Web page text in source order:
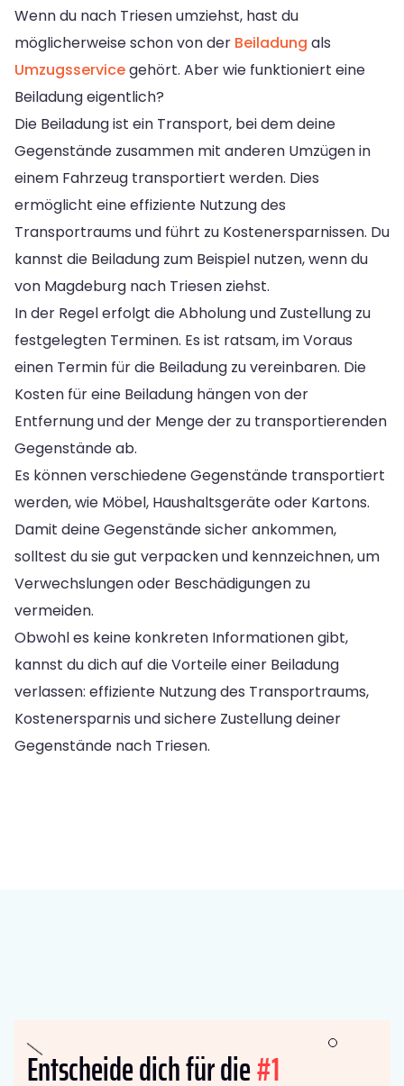
Wenn du nach Triesen umziehst, hast du
möglicherweise schon von der Beiladung als
Umzugsservicegehört. Aber wie funktioniert eine
Beiladung eigentlich?
Die Beiladung ist ein Transport, bei dem deine
Gegenstände zusammen mit anderen Umzügen in
einem Fahrzeug transportiert werden. Dies
ermöglicht eine effiziente Nutzung des
Transportraums und führt zu Kostenersparnissen. Du
kannst die Beiladung zum Beispiel nutzen, wenn du
von Magdeburg nach Triesen ziehst.
In der Regel erfolgt die Abholung und Zustellung zu
festgelegten Terminen. Es ist ratsam, im Voraus
einen Termin für die Beiladung zu vereinbaren. Die
Kosten für eine Beiladung hängen von der
Entfernung und der Menge der zu transportierenden
Gegenstände ab.
Es können verschiedene Gegenstände transportiert
werden, wie Möbel, Haushaltsgeräte oder Kartons.
Damit deine Gegenstände sicher ankommen,
solltest du sie gut verpacken und kennzeichnen, um
Verwechslungen oder Beschädigungen zu
vermeiden.
Obwohl es keine konkreten Informationen gibt,
kannst du dich auf die Vorteile einer Beiladung
verlassen: effiziente Nutzung des Transportraums,
Kostenersparnis und sichere Zustellung deiner
Gegenstände nach Triesen.
Entscheide dich für die#1